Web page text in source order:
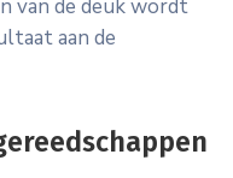
van de deuk wordt
aan de